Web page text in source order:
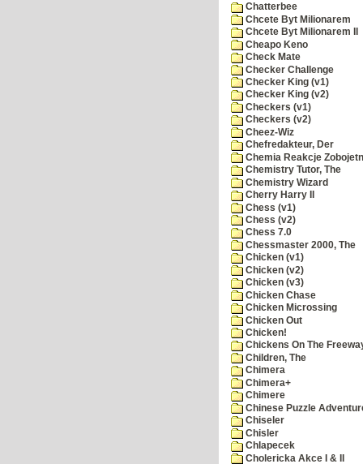
Chatterbee
Chcete Byt Milionarem
Chcete Byt Milionarem II
Cheapo Keno
Check Mate
Checker Challenge
Checker King (v1)
Checker King (v2)
Checkers (v1)
Checkers (v2)
Cheez-Wiz
Chefredakteur, Der
Chemia Reakcje
Chemistry Tutor, The
Chemistry Wizard
Cherry Harry II
Chess (v1)
Chess (v2)
Chess 7.0
Chessmaster 2000, The
Chicken (v1)
Chicken (v2)
Chicken (v3)
Chicken Chase
Chicken Microssing
Chicken Out
Chicken!
Chickens On The
Children, The
Chimera
Chimera+
Chimere
Chinese Puzzle
Chiseler
Chisler
Chlapecek
Cholericka Akce I & II